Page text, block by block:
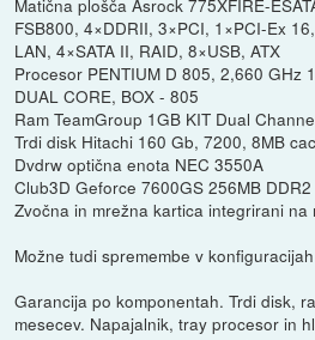
FSB800, 4×DDRII, 3×PCI, 1×PCI-Ex
LAN, 4×SATA II, RAID, 8×USB, ATX
Procesor PENTIUM D 805, 2,660 GHz
DUAL CORE, BOX - 805
Ram TeamGroup 1GB KIT Dual
Trdi disk Hitachi 160 Gb, 7200, 8MB
Dvdrw optična enota NEC 3550A
Club3D Geforce 7600GS 256MB
Zvočna in mrežna kartica integrirani na
Možne tudi spremembe v
Garancija po komponentah. Trdi disk,
mesecev. Napajalnik, tray procesor in